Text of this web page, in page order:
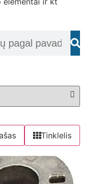
Tinklelis